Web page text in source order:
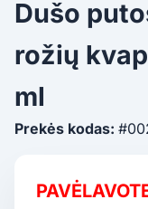
Dušo
rožių
ml
Prekės kodas: